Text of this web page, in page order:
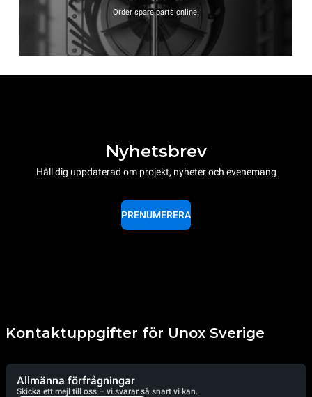
Order spare parts online.
Nyhetsbrev
Håll dig uppdaterad om projekt, nyheter och evenemang
PRENUMERERA
Kontaktuppgifter för Unox Sverige
Allmänna förfrågningar
Skicka ett mejl till oss – vi svarar så snart vi kan.